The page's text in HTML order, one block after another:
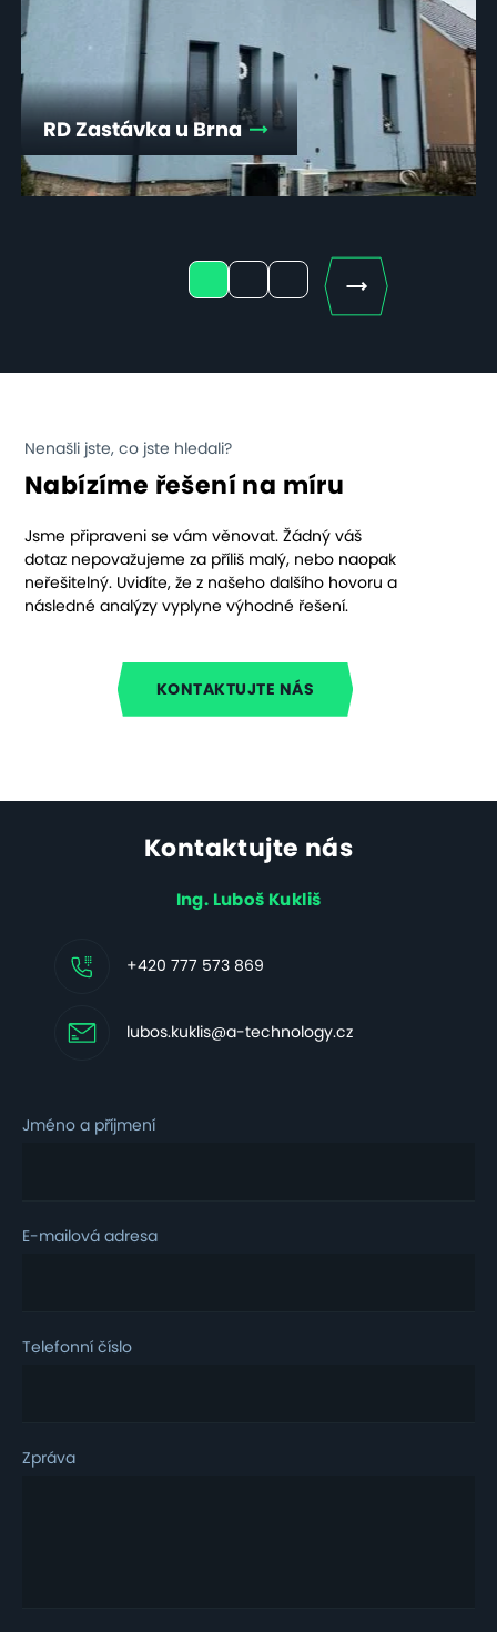
RD Zastávka u Brna
Next
Nenašli jste, co jste hledali?
Nabízíme řešení na míru
Jsme připraveni se vám věnovat. Žádný váš
dotaz nepovažujeme za příliš malý, nebo naopak
neřešitelný. Uvidíte, že z našeho dalšího hovoru a
následné analýzy vyplyne výhodné řešení.
KONTAKTUJTE NÁS
Kontaktujte nás
Ing. Luboš Kukliš
+420 777 573 869
lubos.kuklis@a-technology.cz
Jméno a příjmení
E-mailová adresa
Telefonní číslo
Zpráva